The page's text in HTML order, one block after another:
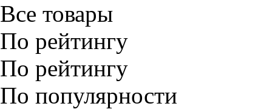
Все товары
По рейтингу
По рейтингу
По популярности